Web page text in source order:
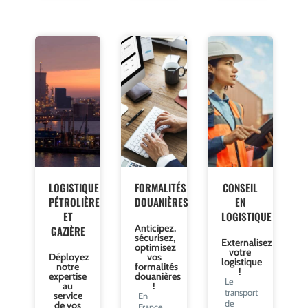
LOGISTIQUE
PÉTROLIÈRE
ET
GAZIÈRE
Déployez
notre
expertise
au
service
de vos
FORMALITÉS
DOUANIÈRES
Anticipez,
sécurisez,
optimisez
vos
formalités
douanières
!
En
CONSEIL
EN
LOGISTIQUE
Externalisez
votre
logistique
!
Le
transport
de